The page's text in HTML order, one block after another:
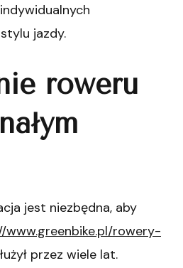
jazdy.
roweru
jest niezbędna, aby
www.greenbike.pl/rowery-
przez wiele lat.